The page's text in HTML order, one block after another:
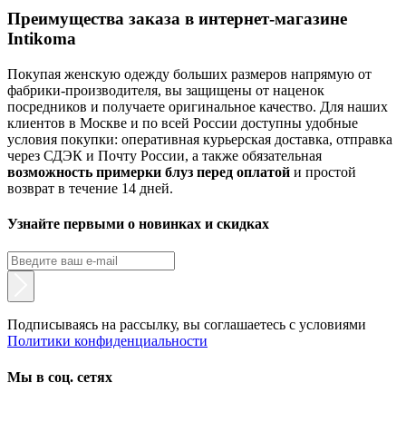
Преимущества заказа в интернет-магазине
Intikoma
Покупая женскую одежду больших размеров напрямую от
фабрики-производителя, вы защищены от наценок
посредников и получаете оригинальное качество. Для наших
клиентов в Москве и по всей России доступны удобные
условия покупки: оперативная курьерская доставка, отправка
через СДЭК и Почту России, а также обязательная
возможность примерки блуз перед оплатой и простой
возврат в течение 14 дней.
Узнайте первыми о новинках и скидках
Подписываясь на рассылку, вы соглашаетесь с условиями
Политики конфиденциальности
Мы в соц. сетях